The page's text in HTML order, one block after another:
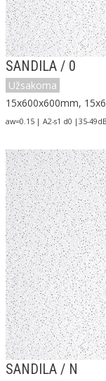
SANDILA / 0
Užsakoma
15x600x600mm,
aw=0.15 | A2-s1 d0 |35-
SANDILA / N